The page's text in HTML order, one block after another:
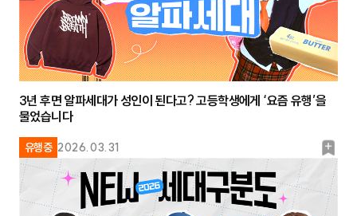
유행중 2026.03.31
북
크
3년 후면 알파세대가 성인이 된다고? 고등학생에게 ‘요즘 유행’을
물었습니다